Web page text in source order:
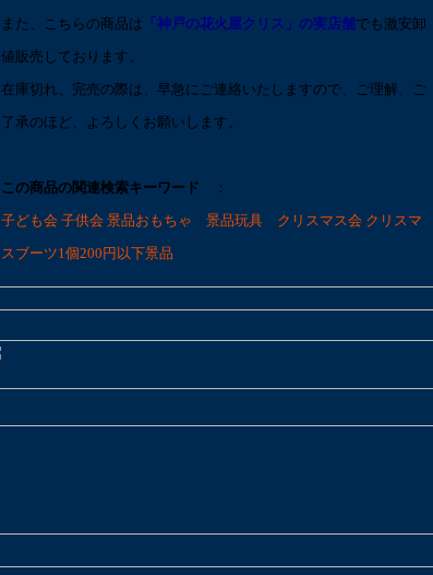
また、こちらの商品は 「神戸の花火屋クリス」の実店舗でも激安卸
値販売しております。
在庫切れ、完売の際は、早急にご連絡いたしますので、ご理解、ご
了承のほど、よろしくお願いします。
この商品の関連検索キーワード
：
子ども会 子供会 景品おもちゃ 景品玩具 クリスマス会 クリスマ
スブーツ1個200円以下景品